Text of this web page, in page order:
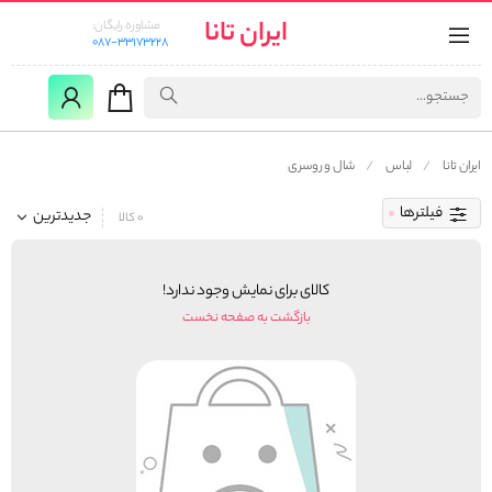
ایران تانا
مشاوره رایگان:
087-33173228
ایران تانا لباس شال و روسری
فیلترها جدیدترین 0 کالا
کالای برای نمایش وجود ندارد!
بازگشت به صفحه نخست